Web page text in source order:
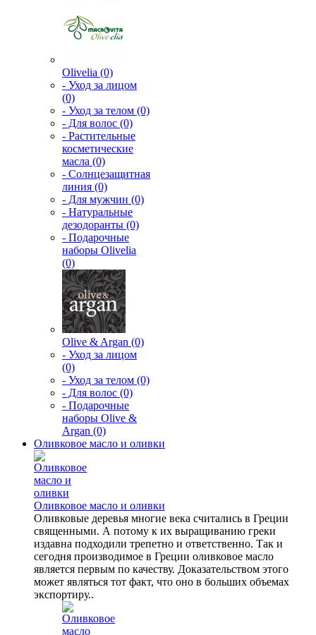
Olivelia (0)
- Уход за лицом
(0)
- Уход за телом (0)
- Для волос (0)
- Растительные
косметические
масла (0)
- Солнцезащитная
линия (0)
- Для мужчин (0)
- Натуральные
дезодоранты (0)
- Подарочные
наборы Olivelia
(0)
Olive & Argan (0)
- Уход за лицом
(0)
- Уход за телом (0)
- Для волос (0)
- Подарочные
наборы Olive &
Argan (0)
Оливковое масло и оливки
Оливковое масло и оливки
Оливковые деревья многие века считались в Греции
священными. А потому к их выращиванию греки
издавна подходили трепетно и ответственно. Так и
сегодня производимое в Греции оливковое масло
является первым по качеству. Доказательством этого
может являться тот факт, что оно в больших объемах
экспортиру..